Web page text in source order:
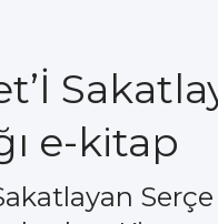
e-kitap